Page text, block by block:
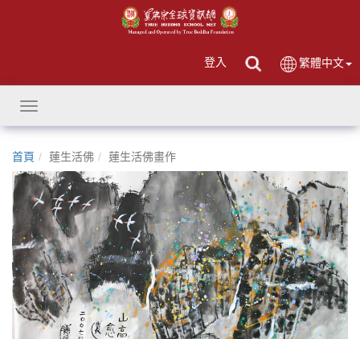
登入 繁體中文
Toggle
navigation
首頁 蓮生活佛 蓮生活佛畫作